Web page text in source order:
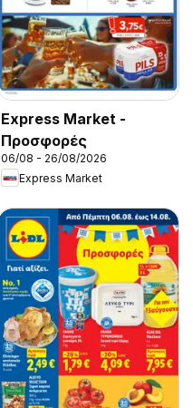
Express Market -
Προσφορές
06/08 - 26/08/2026
Express Market